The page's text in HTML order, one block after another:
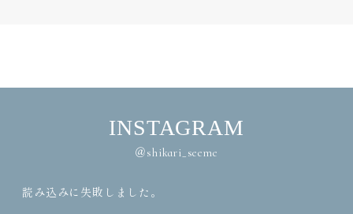
INSTAGRAM
＠shikari_seeme
読み込みに失敗しました。